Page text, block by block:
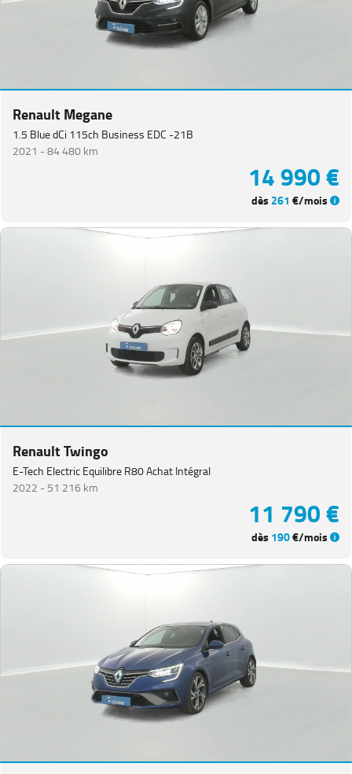
Renault Megane
1.5 Blue dCi 115ch Business EDC -21B
2021 -84 480 km
14 990 €
dès 261 €/mois
Renault Twingo
E-Tech Electric Equilibre R80 Achat Intégral
2022 -51 216 km
11 790 €
dès 190€/mois